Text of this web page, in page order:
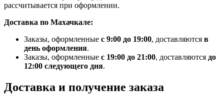
рассчитывается при оформлении.
Доставка по Махачкале:
Заказы, оформленные с 9:00 до 19:00, доставляются в
день оформления.
Заказы, оформленные с 19:00 до 21:00, доставляются до
12:00 следующего дня.
Доставка и получение заказа